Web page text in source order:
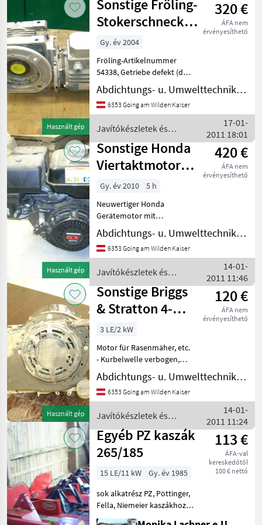
alkatrészek
/
Sonstige
Használt gép
Sonstige Fröling-
Stokerschneckengetriebe
inkl. Motor
320 €
ÁFA nem
érvényesíthető
Gy. év 2004
Fröling-Artikelnummer
54338, Getriebe defekt (das
große Schneckenrad aus
Bronze ist defekt) aber neu
gelagert und abgedichtet,
Ordnung, Neupreis
Abdichtungs- u. Umwelttechnik LANZ
6353 Going am Wilden Kaiser
Javítókészletek és
alkatrészek / Sonstige
17-01-
2011 18:01
Használt gép
Sonstige Honda
Viertaktmotor
GX 270
420 €
ÁFA nem
érvényesíthető
Gy. év 2010
5 h
Neuwertiger Honda
Gerätemotor mit
Kolbenreiber(Kolben und
Zylinder unbrauchbar!),
sonst alle Teile wie
Starter, etc... voll in
Ordnung -
Abdichtungs- u. Umwelttechnik LANZ
6353 Going am Wilden Kaiser
Javítókészletek és
alkatrészek / Sonstige
14-01-
2011 11:46
Használt gép
Sonstige Briggs
& Stratton 4-
Takt-
Benzinmotor
120 €
ÁFA nem
érvényesíthető
3 LE/2 kW
Motor für Rasenmäher, etc.
- Kurbelwelle verbogen,
alle anderen Teile wie
Kolben, Zylinder, Block,
Vergaser, Starter, Luftfilter,
neuwertig - al
Abdichtungs- u. Umwelttechnik LANZ
6353 Going am Wilden Kaiser
Javítókészletek és
alkatrészek / Sonstige
14-01-
2011 11:24
Egyéb PZ kaszák
265/185
113 €
ÁFA-val
kereskedőtől
100 € nettó
15 LE/11 kW
Gy. év 1985
sok alkatrész PZ, Pöttinger,
Fella, Niemeier kaszákhoz
Alkatrészek 10, 00 €-tól